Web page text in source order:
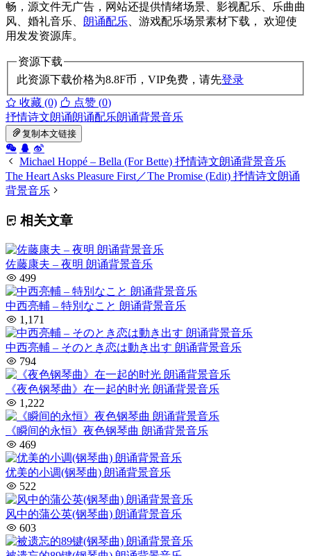
畅，源文件无广告，网站还提供情绪场景、影视配乐、乐曲曲
风、婚礼音乐、 朗诵配乐 、游戏配乐场景素材下载， 欢迎使
用发发资源库。
资源下载
此资源下载价格为8.8F币，VIP免费，请先登录
收藏 (0)
点赞 (0)
抒情诗文朗诵朗诵配乐朗诵背景音乐
复制本文链接
Michael Hoppé – Bella (For Bette) 抒情诗文朗诵背景音乐
The Heart Asks Pleasure First／The Promise (Edit) 抒情诗文朗诵
背景音乐
相关文章
佐藤康夫 – 夜明 朗诵背景音乐
499
中西亮輔 – 特別なこと 朗诵背景音乐
1,171
中西亮輔 – そのとき恋は動き出す 朗诵背景音乐
794
《夜色钢琴曲》在一起的时光 朗诵背景音乐
1,222
《瞬间的永恒》夜色钢琴曲 朗诵背景音乐
469
优美的小调(钢琴曲) 朗诵背景音乐
522
风中的蒲公英(钢琴曲) 朗诵背景音乐
603